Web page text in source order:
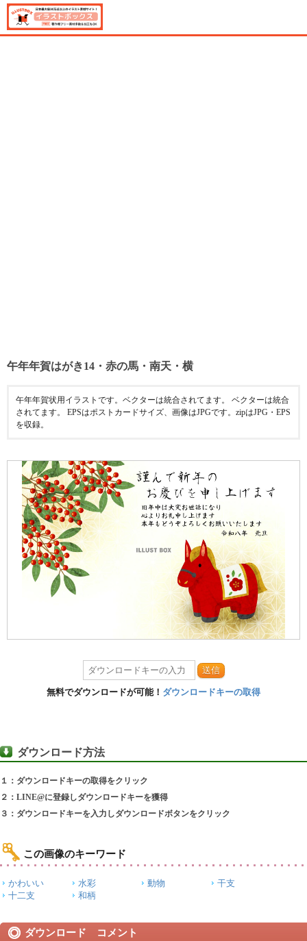
午年年賀はがき14・赤の馬・南天・横
午年年賀状用イラストです。ベクターは統合されてます。 ベクターは統合
されてます。 EPSはポストカードサイズ、画像はJPGです。zipはJPG・EPS
を収録。
送信
無料でダウンロードが可能！ ダウンロードキーの取得
ダウンロード方法
１：ダウンロードキーの取得をクリック
２：LINE@に登録しダウンロードキーを獲得
３：ダウンロードキーを入力しダウンロードボタンをクリック
この画像のキーワード
かわいい 水彩 動物
干支
十二支
和柄
ダウンロード コメント